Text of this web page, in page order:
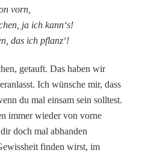
vorn,
ja ich kann‘s!
das ich pflanz‘!
getauft. Das haben wir
Ich wünsche mir, dass
du mal einsam sein solltest.
immer wieder von vorne
doch mal abhanden
finden wirst, im